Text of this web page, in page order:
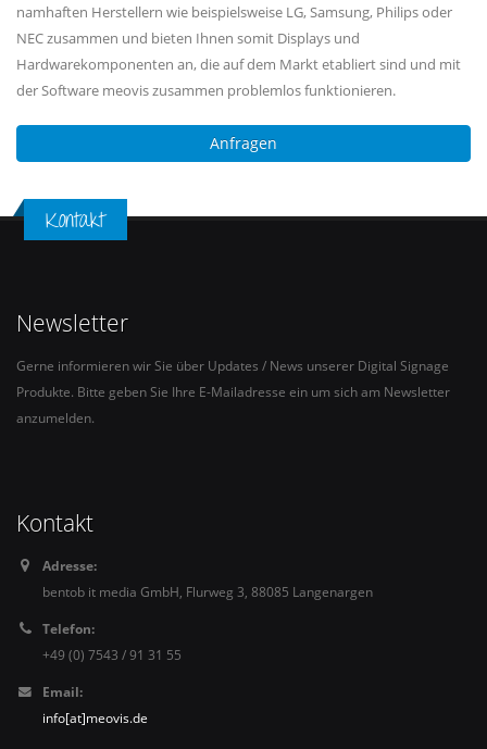
namhaften Herstellern wie beispielsweise LG, Samsung, Philips oder
NEC zusammen und bieten Ihnen somit Displays und
Hardwarekomponenten an, die auf dem Markt etabliert sind und mit
der Software meovis zusammen problemlos funktionieren.
Anfragen
Kontakt
Newsletter
Gerne informieren wir Sie über Updates / News unserer Digital Signage
Produkte. Bitte geben Sie Ihre E-Mailadresse ein um sich am Newsletter
anzumelden.
Kontakt
Adresse:
bentob it media GmbH, Flurweg 3, 88085 Langenargen
Telefon:
+49 (0) 7543 / 91 31 55
Email:
info[at]meovis.de